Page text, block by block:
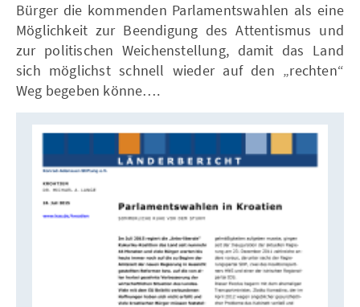
Bürger die kommenden Parlamentswahlen als eine
Möglichkeit zur Beendigung des Attentismus und
zur politischen Weichenstellung, damit das Land
sich möglichst schnell wieder auf den „rechten“
Weg begeben könne….